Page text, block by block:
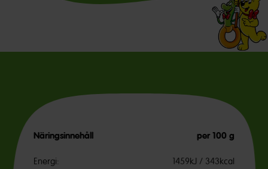
Näringsinnehåll per 100 g
Energi: 1459kJ / 343kcal